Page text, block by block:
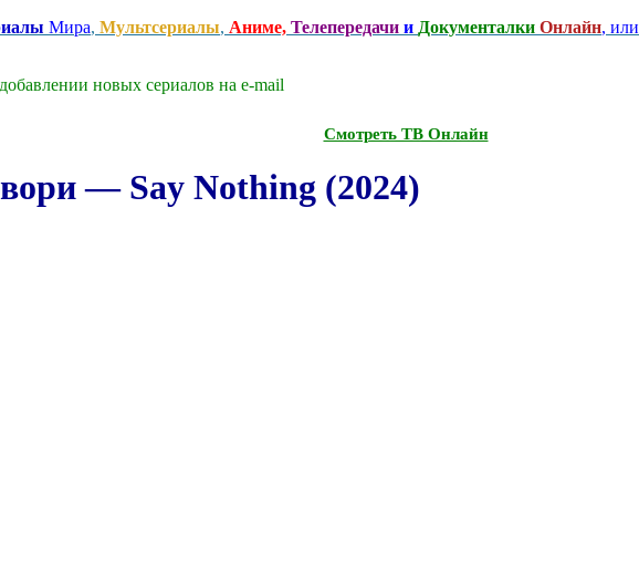
Мира, Мультсериалы, Аниме, Телепередачи и Документалки Онлайн, или
новых сериалов на e-mаil
Смотреть ТВ Онлайн
— Say Nothing (2024)